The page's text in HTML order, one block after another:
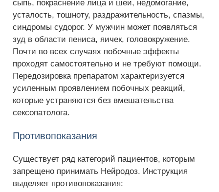
сыпь, покраснение лица и шеи, недомогание,
усталость, тошноту, раздражительность, спазмы,
синдромы судорог. У мужчин может появляться
зуд в области пениса, яичек, головокружение.
Почти во всех случаях побочные эффекты
проходят самостоятельно и не требуют помощи.
Передозировка препаратом характеризуется
усиленным проявлением побочных реакций,
которые устраняются без вмешательства
сексопатолога.
Противопоказания
Существует ряд категорий пациентов, которым
запрещено принимать Нейродоз. Инструкция
выделяет противопоказания: